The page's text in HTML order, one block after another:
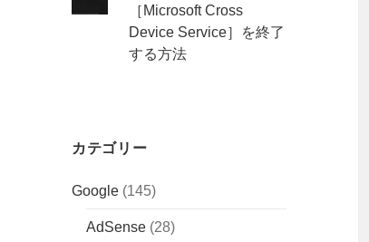
［Microsoft Cross
Device Service］を終了
する方法
カテゴリー
Google (145)
AdSense (28)